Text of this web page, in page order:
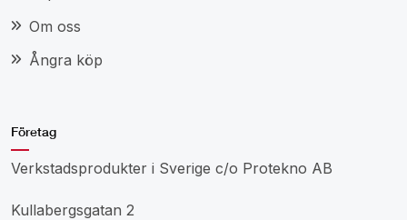
Om oss
Ångra köp
Företag
Verkstadsprodukter i Sverige c/o Protekno AB
Kullabergsgatan 2